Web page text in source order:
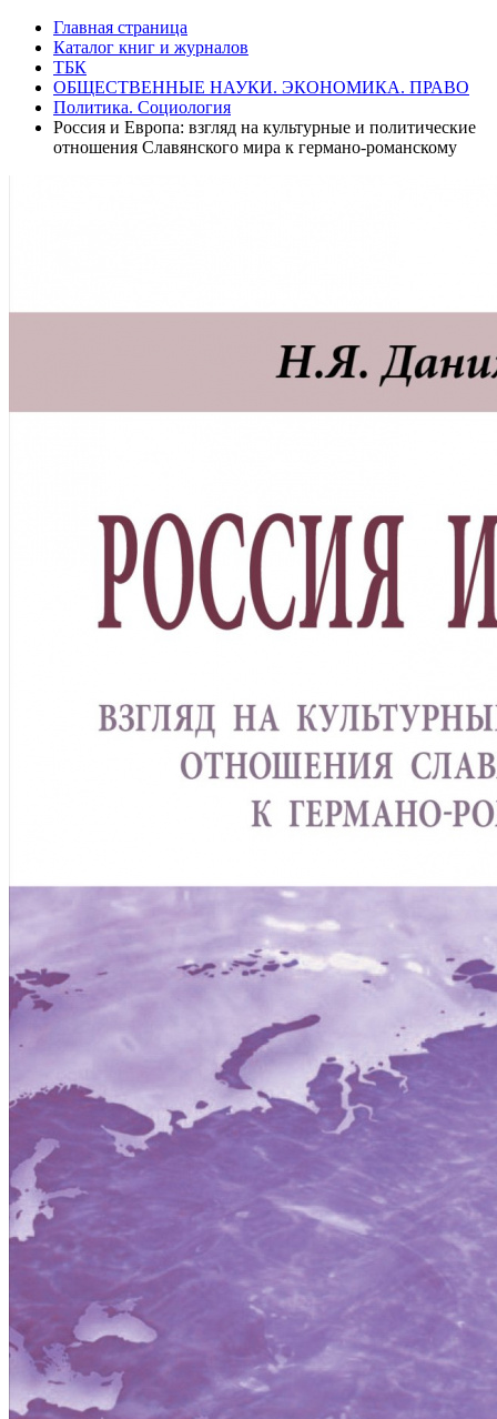
Главная страница
Каталог книг и журналов
ТБК
ОБЩЕСТВЕННЫЕ НАУКИ. ЭКОНОМИКА. ПРАВО
Политика. Социология
Россия и Европа: взгляд на культурные и политические
отношения Славянского мира к германо-романскому